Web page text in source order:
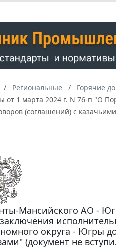
Региональные Горячие
1 марта 2024 г. N 76-п "О
(соглашений) с
Мансийского АО -
округа - Югры
(документ не